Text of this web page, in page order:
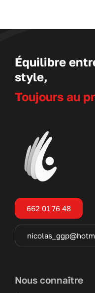
Équilibre
style,
Toujours au
662 01 76 48
Nous connaître